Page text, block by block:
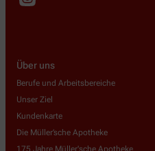
Über uns
Berufe und Arbeitsbereiche
Unser Ziel
Kundenkarte
Die Müller’sche Apotheke
175 Jahre Müller'sche Apotheke